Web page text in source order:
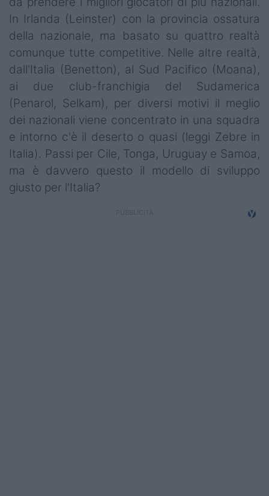
In Irlanda (Leinster) con la provincia ossatura
della nazionale, ma basato su quattro realtà
comunque tutte competitive. Nelle altre realtà,
dall'Italia (Benetton), al Sud Pacifico (Moana),
ai due club-franchigia del Sudamerica
(Penarol, Selkam), per diversi motivi il meglio
dei nazionali viene concentrato in una squadra
e intorno c'è il deserto o quasi (leggi Zebre in
Italia). Passi per Cile, Tonga, Uruguay e Samoa,
ma è davvero questo il modello di sviluppo
giusto per l'Italia?